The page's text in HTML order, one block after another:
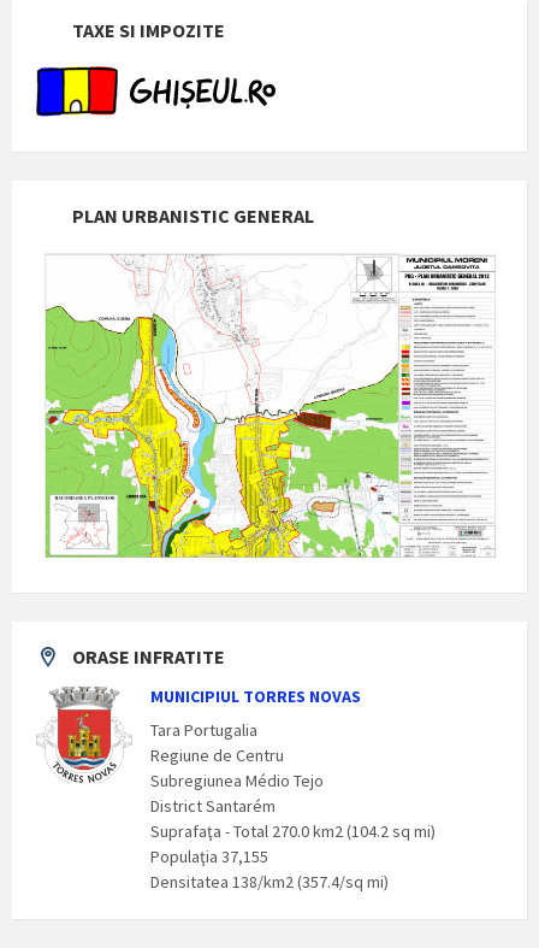
TAXE SI IMPOZITE
PLAN URBANISTIC GENERAL
ORASE INFRATITE
MUNICIPIUL TORRES NOVAS
Tara Portugalia
Regiune de Centru
Subregiunea Médio Tejo
District Santarém
Suprafaţa - Total 270.0 km2 (104.2 sq mi)
Populaţia 37,155
Densitatea 138/km2 (357.4/sq mi)